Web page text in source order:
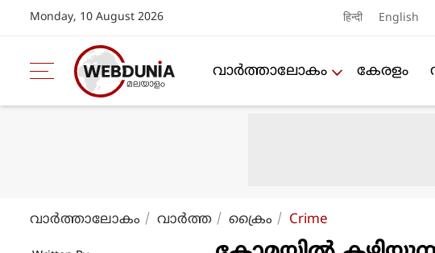
Monday, 10 August 2026 हिन्दी English
വാര്‍ത്താലോകം കേരളം
വാര്‍ത്താലോകം വാര്‍ത്ത ക്രൈം Crime